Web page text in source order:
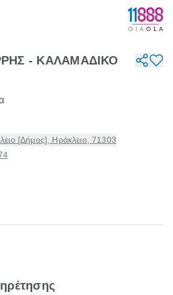
- ΚΑΛΑΜΑΔΙΚΟ
[Δήμος], Ηράκλειο, 71303